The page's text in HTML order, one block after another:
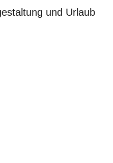
und Urlaub